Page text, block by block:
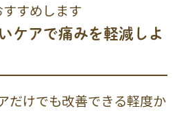
すめします
ケアで痛みを軽減しよ
だけでも改善できる軽度か